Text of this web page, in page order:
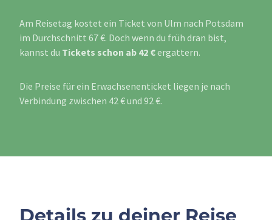
Am Reisetag kostet ein Ticket von Ulm nach Potsdam
im Durchschnitt 67 €. Doch wenn du früh dran bist,
kannst du Tickets schon ab 42 €ergattern.
Die Preise für ein Erwachsenenticket liegen je nach
Verbindung zwischen 42 € und 92 €.